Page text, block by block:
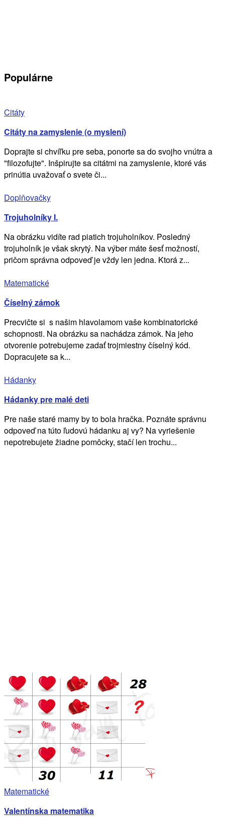
Populárne
Citáty
Citáty na zamyslenie (o myslení)
Doprajte si chvíľku pre seba, ponorte sa do svojho vnútra a
"filozofujte". Inšpirujte sa citátmi na zamyslenie, ktoré vás
prinútia uvažovať o svete či...
Doplňovačky
Trojuholníky I.
Na obrázku vidíte rad piatich trojuholníkov. Posledný
trojuholník je však skrytý. Na výber máte šesť možností,
pričom správna odpoveď je vždy len jedna. Ktorá z...
Matematické
Číselný zámok
Precvičte si s našim hlavolamom vaše kombinatorické
schopnosti. Na obrázku sa nachádza zámok. Na jeho
otvorenie potrebujeme zadať trojmiestny číselný kód.
Dopracujete sa k...
Hádanky
Hádanky pre malé deti
Pre naše staré mamy by to bola hračka. Poznáte správnu
odpoveď na túto ľudovú hádanku aj vy? Na vyriešenie
nepotrebujete žiadne pomôcky, stačí len trochu...
Matematické
Valentínska matematika